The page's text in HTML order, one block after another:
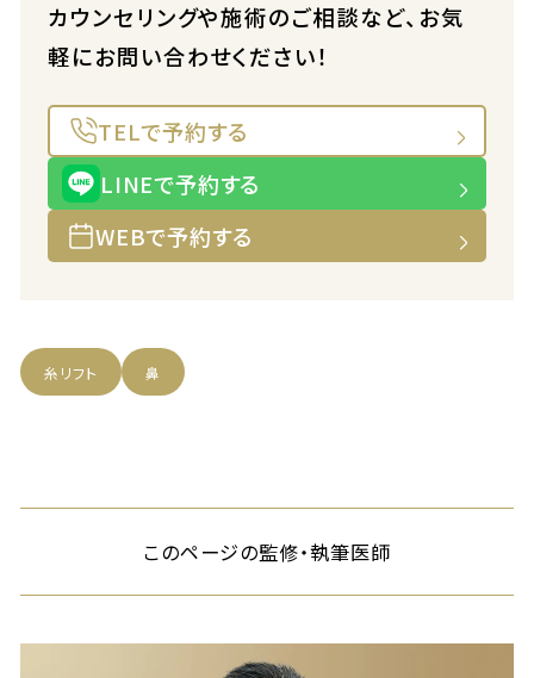
カウンセリングや施術のご相談など、お気
軽にお問い合わせください！
TELで予約する
LINEで予約する
WEBで予約する
糸リフト 鼻
このページの監修・執筆医師